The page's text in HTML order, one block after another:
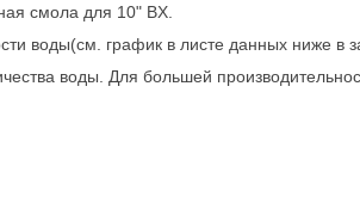
смола для 10" BX.
воды(см. график в листе данных ниже в
воды. Для большей